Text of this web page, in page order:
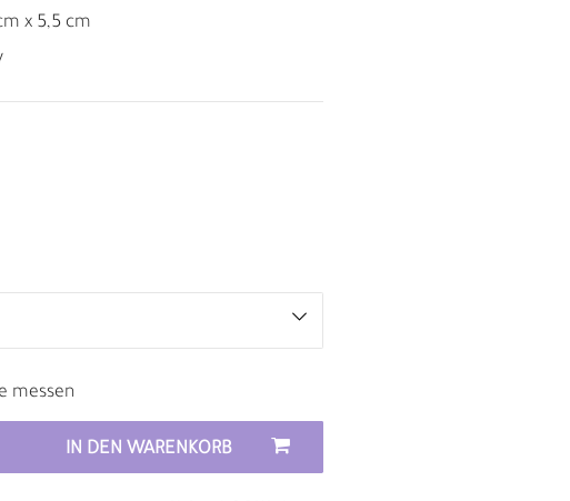
x 5,5 cm
messen
IN DEN WARENKORB